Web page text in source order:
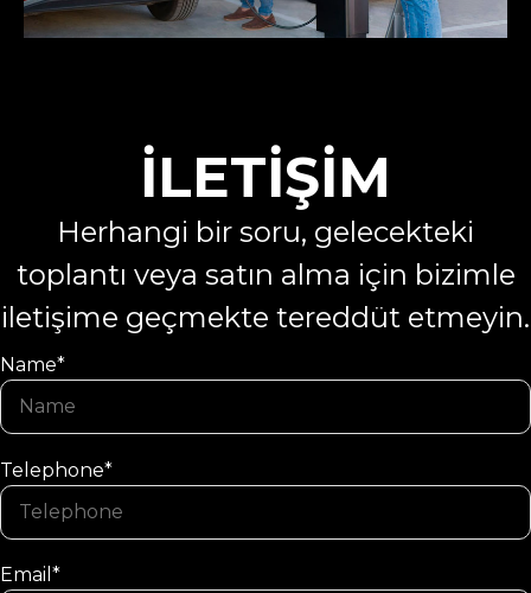
İLETİŞİM
Herhangi bir soru, gelecekteki
toplantı veya satın alma için bizimle
iletişime geçmekte tereddüt etmeyin.
Name*
Telephone*
Email*